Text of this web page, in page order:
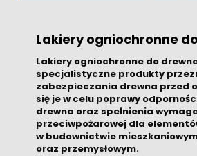
Lakiery ogniochronne
Lakiery ogniochronne do
specjalistyczne produkty
zabezpieczania drewna przed
się je w celu poprawy
drewna oraz spełnienia
przeciwpożarowej dla
w budownictwie
oraz przemysłowym.